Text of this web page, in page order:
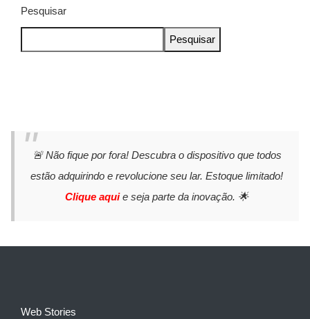
Pesquisar
Pesquisar
🚨 Não fique por fora! Descubra o dispositivo que todos
estão adquirindo e revolucione seu lar. Estoque limitado!
Clique aquie seja parte da inovação. 🌟
Web Stories